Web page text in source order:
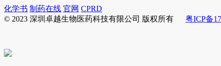
化学书 制药在线 官网 CPRD
© 2023 深圳卓越生物医药科技有限公司 版权所有 粤ICP备